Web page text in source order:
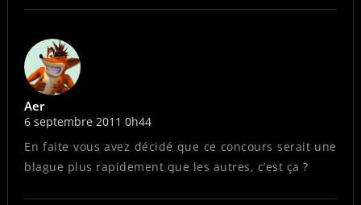
Aer
6 septembre 2011 0h44
En faite vous avez décidé que ce concours serait une
blague plus rapidement que les autres, c’est ça ?